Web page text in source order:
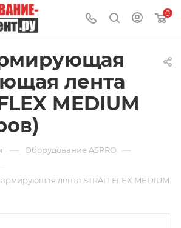
0
лента
MEDIUM
— Оборудование ASPRO —
лента STRAIT FLEX MEDIUM